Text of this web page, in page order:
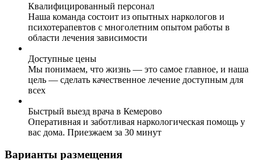
Квалифицированный персонал
Наша команда состоит из опытных наркологов и
психотерапевтов с многолетним опытом работы в
области лечения зависимости
Доступные цены
Мы понимаем, что жизнь — это самое главное, и наша
цель — сделать качественное лечение доступным для
всех
Быстрый выезд врача в Кемерово
Оперативная и заботливая наркологическая помощь у
вас дома. Приезжаем за 30 минут
Варианты размещения